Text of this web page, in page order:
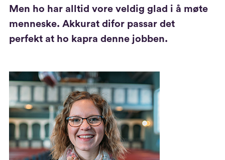
Men ho har alltid vore veldig glad i å møte
menneske. Akkurat difor passar det
perfekt at ho kapra denne jobben.